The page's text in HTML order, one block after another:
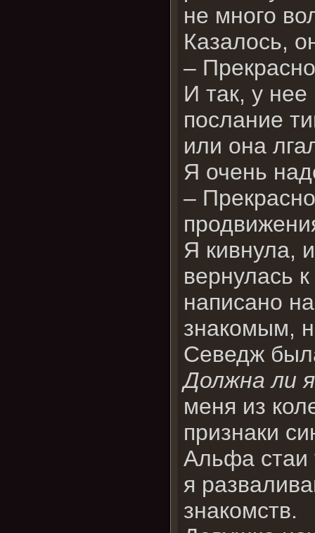
не много
Казалось,
–
И так, у
послание
или она
Я очень
–
Я кивнула,
вернулась
написано
знакомым,
Севедж
Должна ли
меня из
признаки
Альфа стаи
я
знакомств.